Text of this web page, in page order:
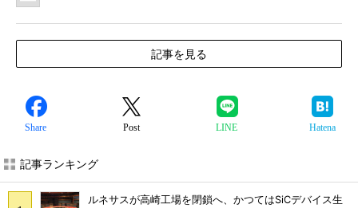
記事を見る
Share Post LINE Hatena
記事ランキング
ルネサスが高崎工場を閉鎖へ、かつてはSiCデバイス生